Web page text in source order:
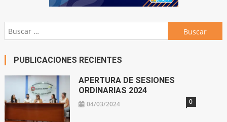
Buscar:
PUBLICACIONES RECIENTES
APERTURA DE SESIONES
ORDINARIAS 2024
04/03/2024 0